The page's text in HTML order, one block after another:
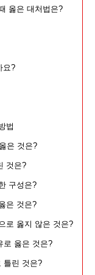
옳은 대처법은?
요?
법
은 것은?
것은?
구성은?
은 것은?
로 옳지 않은 것은?
로 옳은 것은?
틀린 것은?